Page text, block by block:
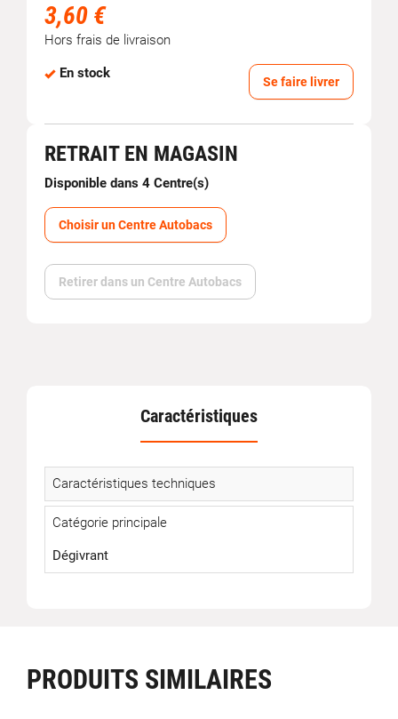
3,60 €
Hors frais de livraison
En stock
Se faire livrer
RETRAIT EN MAGASIN
Disponible dans 4 Centre(s)
Choisir un Centre Autobacs
Retirer dans un Centre Autobacs
Caractéristiques
Caractéristiques techniques
Catégorie principale
Dégivrant
PRODUITS SIMILAIRES